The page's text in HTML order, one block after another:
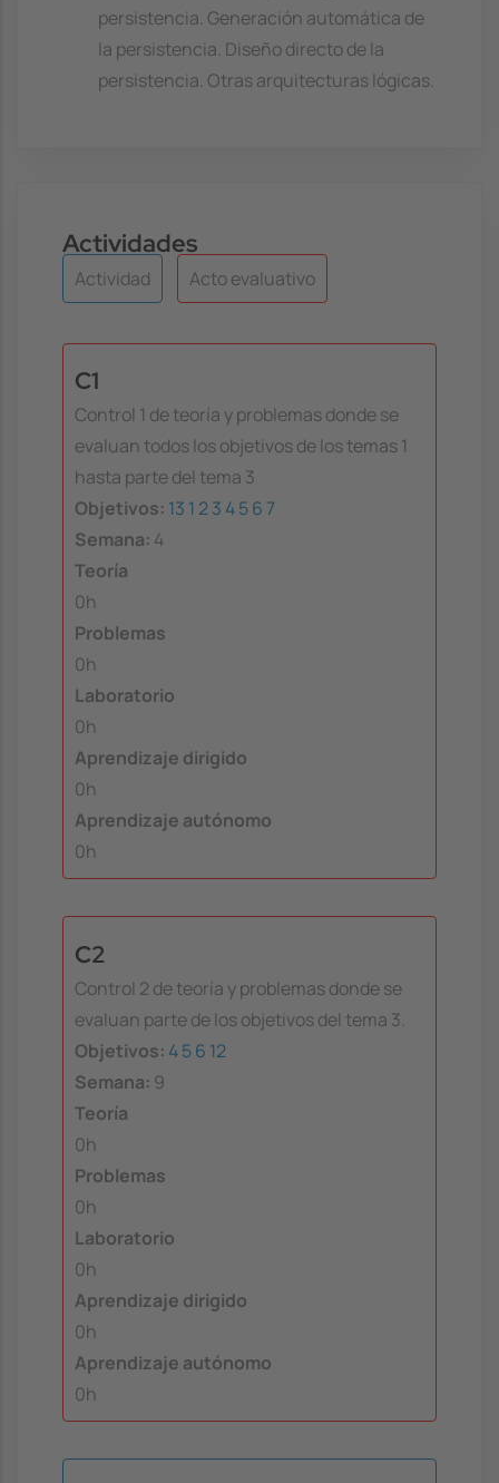
persistencia. Generación automática de
la persistencia. Diseño directo de la
persistencia. Otras arquitecturas lógicas.
Actividades
Actividad Acto evaluativo
C1
Control 1 de teoría y problemas donde se
evaluan todos los objetivos de los temas 1
hasta parte del tema 3
Objetivos: 13 1 23 456 7
Semana: 4
Teoría
0h
Problemas
0h
Laboratorio
0h
Aprendizaje dirigido
0h
Aprendizaje autónomo
0h
C2
Control 2 de teoría y problemas donde se
evaluan parte de los objetivos del tema 3.
Objetivos: 456 12
Semana: 9
Teoría
0h
Problemas
0h
Laboratorio
0h
Aprendizaje dirigido
0h
Aprendizaje autónomo
0h